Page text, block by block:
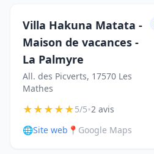
Villa Hakuna Matata -
Maison de vacances -
La Palmyre
All. des Picverts, 17570 Les
Mathes
★★★★★5/5•2 avis
🌐Site web 📍 Google Maps